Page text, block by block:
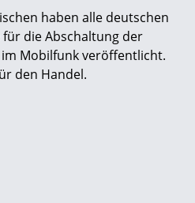
haben alle deutschen
die Abschaltung der
Mobilfunk veröffentlicht.
den Handel.